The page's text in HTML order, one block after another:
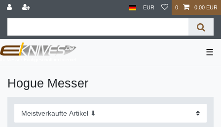
EUR 0 0,00 EUR
☰
Hogue Messer